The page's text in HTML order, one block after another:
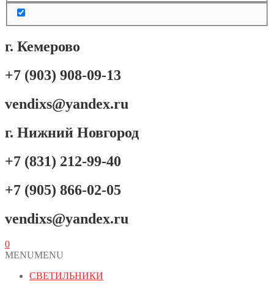
г. Кемерово
+7 (903) 908-09-13
vendixs@yandex.ru
г. Нижний Новгород
+7 (831) 212-99-40
+7 (905) 866-02-05
vendixs@yandex.ru
0
MENUMENU
СВЕТИЛЬНИКИ